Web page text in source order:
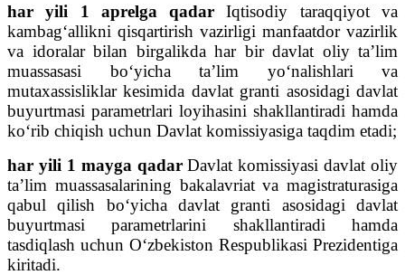
har yili 1 aprelga qadar Iqtisodiy taraqqiyot va
kambag‘allikni qisqartirish vazirligi manfaatdor vazirlik
va idoralar bilan birgalikda har bir davlat oliy ta’lim
muassasasi bo‘yicha ta’lim yo‘nalishlari va
mutaxassisliklar kesimida davlat granti asosidagi davlat
buyurtmasi parametrlari loyihasini shakllantiradi hamda
ko‘rib chiqish uchun Davlat komissiyasiga taqdim etadi;
har yili 1 mayga qadarDavlat komissiyasi davlat oliy
ta’lim muassasalarining bakalavriat va magistraturasiga
qabul qilish bo‘yicha davlat granti asosidagi davlat
buyurtmasi parametrlarini shakllantiradi hamda
tasdiqlash uchun O‘zbekiston Respublikasi Prezidentiga
kiritadi.